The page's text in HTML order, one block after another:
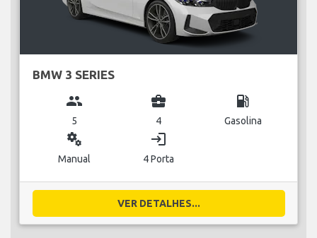
BMW 3 SERIES
group
5
business_center
4
local_gas_station
Gasolina
miscellaneous_services
Manual
login
4 Porta
VER DETALHES...